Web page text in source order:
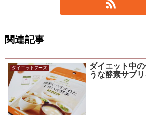
関連記事
ダイエットフーズ
ダイエット中
うな酵素サプ